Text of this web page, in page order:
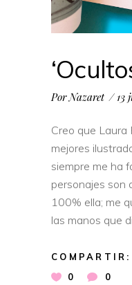
Por Nazaret 13
Creo que Laura
mejores
siempre me ha
personajes son
100% ella; me
las manos que
COMPARTIR:
0
0